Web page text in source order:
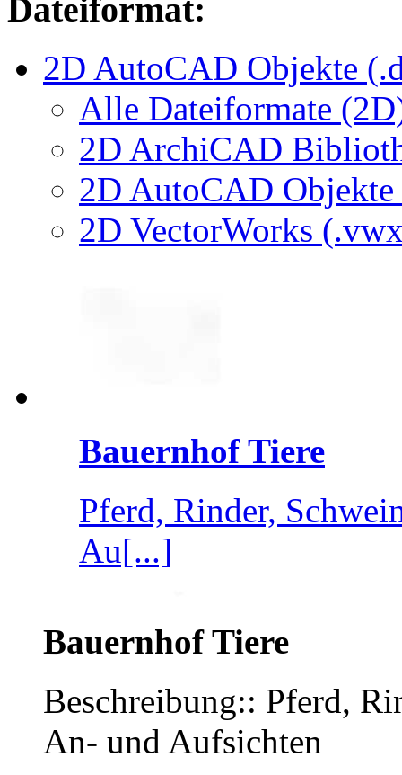
Dateiformat:
2D AutoCAD Objekte
Alle Dateiformate
2D ArchiCAD
2D AutoCAD
2D VectorWorks
Bauernhof Tiere
Pferd, Rinder,
Au[...]
Bauernhof Tiere
Beschreibung:: Pferd,
An- und Aufsichten